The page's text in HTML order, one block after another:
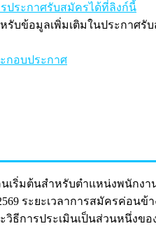
ประกาศรับสมัครได้ที่ลิงก์นี้
หรับข้อมูลเพิ่มเติมในประกาศ
กอบประกาศ
อนเริ่มต้นสำหรับตำแหน่งพนัก
ระยะเวลาการสมัครค่อน
วิธีการประเมินเป็นส่วนหนึ่ง